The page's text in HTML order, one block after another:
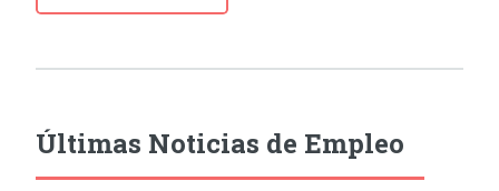
Últimas Noticias de Empleo